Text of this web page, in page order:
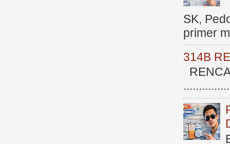
SK,
primer
314B